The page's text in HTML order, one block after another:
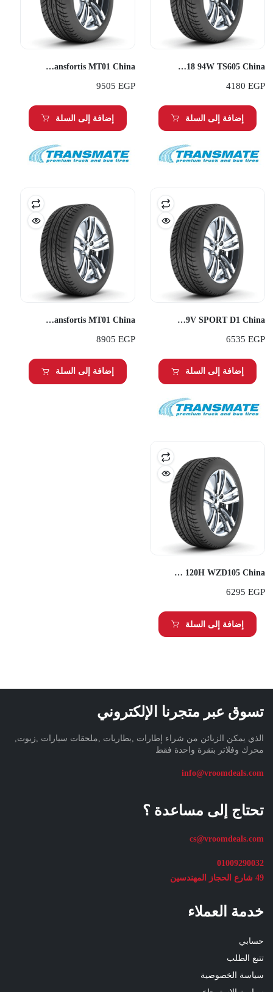
Transmate 255/35R18 94W TS605 China
4180 EGP
إضافة إلى السلة
Transmate 285/70R18 Q Transfortis MT01 China
9505 EGP
إضافة إلى السلة
Transmate 275/50R20 109V SPORT D1 China
6535 EGP
إضافة إلى السلة
Transmate 285/70R17 Q Transfortis MT01 China
8905 EGP
إضافة إلى السلة
Transmate 285/60R18 120H WZD105 China
6295 EGP
إضافة إلى السلة
تسوق عبر متجرنا الإلكتروني
الذي يمكن الزبائن من شراء إطارات ,بطاريات ,ملحقات سيارات ,زيوت,
محرك وفلاتر بنقرة واحدة فقط
info@vroomdeals.com
تحتاج إلى مساعدة ؟
cs@vroomdeals.com
01009290032
49 شارع الحجاز المهندسين
خدمة العملاء
حسابي
تتبع الطلب
سياسة الخصوصية